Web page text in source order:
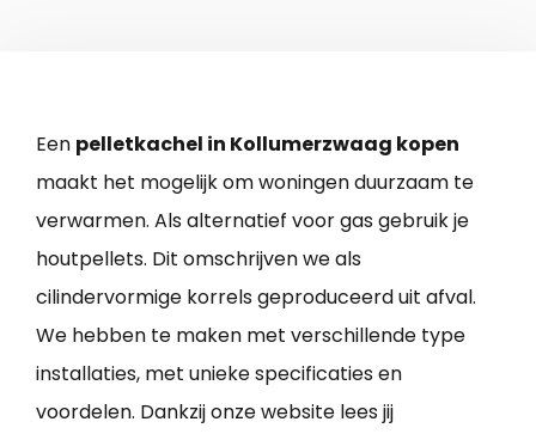
Een pelletkachel in Kollumerzwaag kopen
maakt het mogelijk om woningen duurzaam te
verwarmen. Als alternatief voor gas gebruik je
houtpellets. Dit omschrijven we als
cilindervormige korrels geproduceerd uit afval.
We hebben te maken met verschillende type
installaties, met unieke specificaties en
voordelen. Dankzij onze website lees jij